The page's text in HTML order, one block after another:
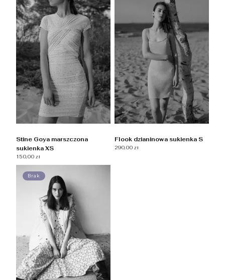
Stine Goya marszczona
sukienka XS
150,00 zł
Flook dzianinowa sukienka S
290,00 zł
Brak